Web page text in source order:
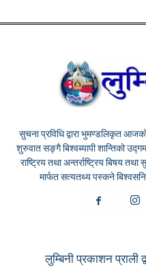
सुचना प्रविधि द्वारा भुमण्डलिकृत
शुरुवात सङ्गै बिश्वब्यापी शान्तिको
राष्ट्रिय तथा अन्तर्राष्ट्रिय बिषय
मार्फत सत्यतथ्य पस्कने
लुम्बिनी प्रकाशन प्राली